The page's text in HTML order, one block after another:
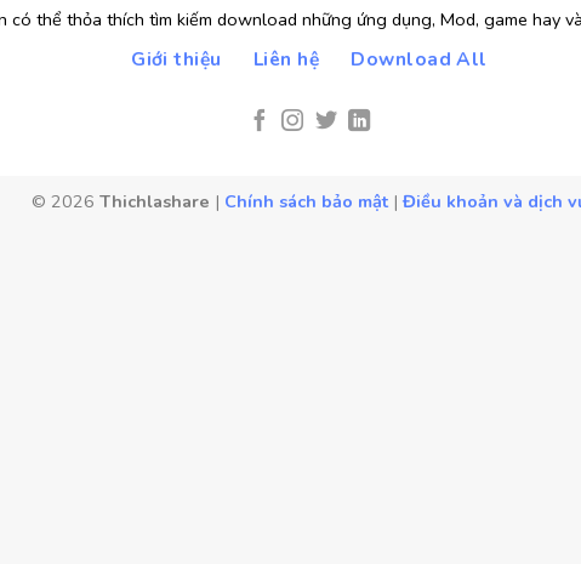
có thể thỏa thích tìm kiếm download những ứng dụng, Mod, game hay
Giới thiệu Liên hệ Download All
© 2026 Thichlashare | Chính sách bảo mật | Điều khoản và dịch